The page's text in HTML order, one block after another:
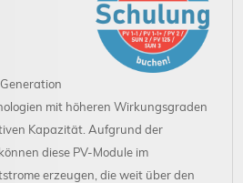
mit höheren Wirkungsgraden
Kapazität. Aufgrund der
diese PV-Module im
erzeugen, die weit über den